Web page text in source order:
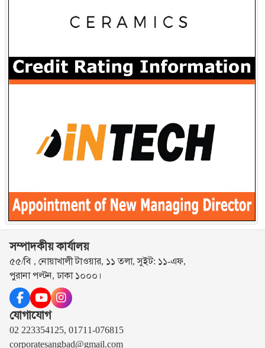
সম্পাদকীয় কার্যালয়
৫৫/বি , নোয়াখালী টাওয়ার, ১১ তলা, সুইট: ১১-এফ,
পুরানা পল্টন, ঢাকা ১০০০।
যোগাযোগ
02 223354125, 01711-076815
corporatesangbad@gmail.com